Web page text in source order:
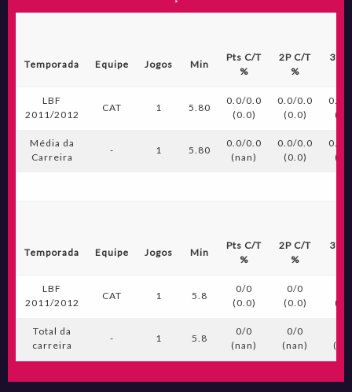
Temporada Equipe Jogos Min
Pts C/T
%
2P C/T
%
3P
LBF
2011/2012
CAT 1 5.80
0.0/0.0
(0.0)
0.0/0.0
(0.0)
0.0/
Média da
Carreira
- 1 5.80
0.0/0.0
(nan)
0.0/0.0
(0.0)
0.0/
Temporada Equipe Jogos Min
Pts C/T
%
2P C/T
%
3P
LBF
2011/2012
CAT 1 5.8
0/0
(0.0)
0/0
(0.0)
Total da
carreira
- 1 5.8
0/0
(nan)
0/0
(nan)